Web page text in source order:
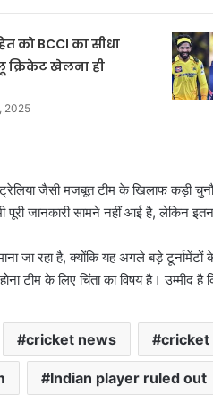
को BCCI का सीधा
खेलना ही
2025
जैसी मजबूत टीम के खिलाफ कड़ी
जानकारी सामने नहीं आई है, लेकिन
जा रहा है, क्योंकि यह अगले बड़े
टीम के लिए चिंता का विषय है।
cricket news cricket
Indian player ruled out